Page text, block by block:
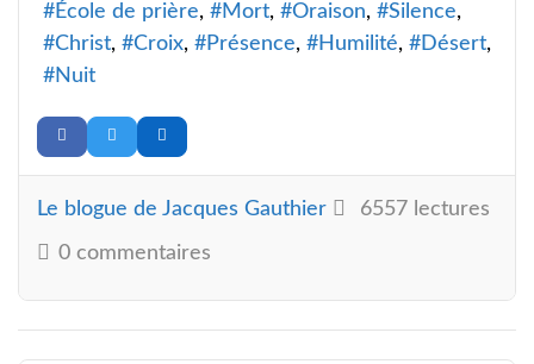
École de prière Mort Oraison
Silence
Christ
Croix Présence Humilité
Désert
Nuit
Le blogue de Jacques Gauthier 6557 lectures
0 commentaires